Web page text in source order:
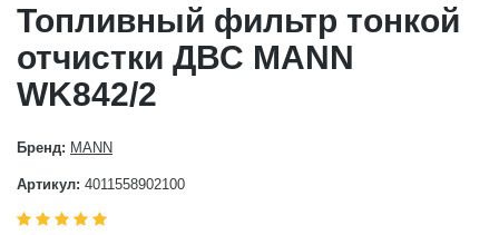
Топливный фильтр тонкой
отчистки ДВС MANN
WK842/2
Бренд: MANN
Артикул: 4011558902100